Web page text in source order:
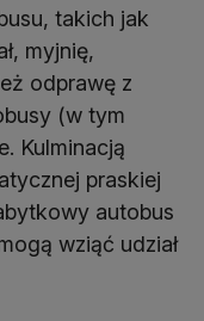
takich jak
myjnię,
odprawę z
(w tym
Kulminacją
praskiej
autobus
wziąć udział